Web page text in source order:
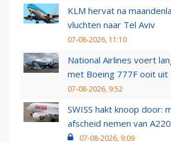
KLM hervat na
vluchten naar Tel Aviv
07-08-2026, 11:10
National Airlines voert
met Boeing 777F ooit uit
07-08-2026, 9:52
SWISS hakt knoop door:
afscheid nemen van
07-08-2026, 9:09